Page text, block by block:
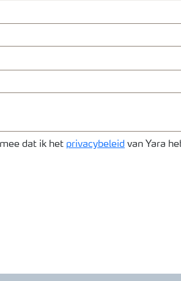
dat ik het privacybeleid van Yara